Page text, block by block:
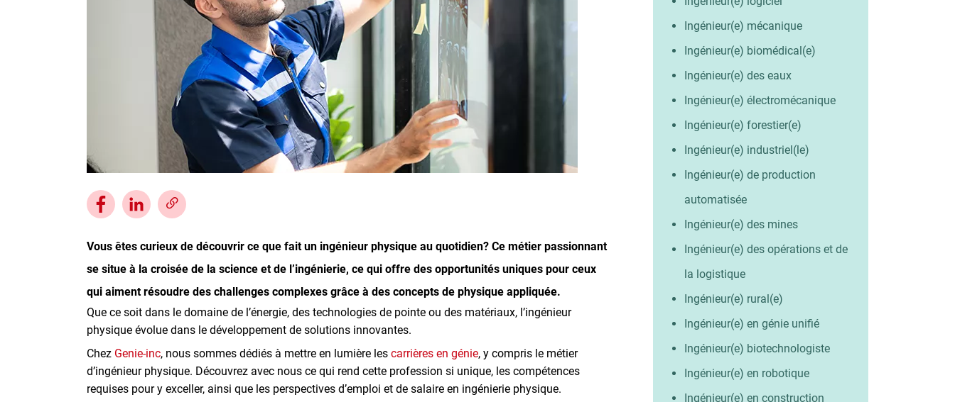
Vous êtes curieux de découvrir ce que fait un ingénieur physique au quotidien? Ce métier passionnant
se situe à la croisée de la science et de l’ingénierie, ce qui offre des opportunités uniques pour ceux
qui aiment résoudre des challenges complexes grâce à des concepts de physique appliquée.
Que ce soit dans le domaine de l’énergie, des technologies de pointe ou des matériaux, l’ingénieur
physique évolue dans le développement de solutions innovantes.
Chez Genie-inc, nous sommes dédiés à mettre en lumière les carrières en génie, y compris le métier
d’ingénieur physique. Découvrez avec nous ce qui rend cette profession si unique, les compétences
requises pour y exceller, ainsi que les perspectives d’emploi et de salaire en ingénierie physique.
Ingénieur(e) mécanique
Ingénieur(e) biomédical(e)
Ingénieur(e) des eaux
Ingénieur(e) électromécanique
Ingénieur(e) forestier(e)
Ingénieur(e) industriel(le)
Ingénieur(e) de production
automatisée
Ingénieur(e) des mines
Ingénieur(e) des opérations et de
la logistique
Ingénieur(e) rural(e)
Ingénieur(e) en génie unifié
Ingénieur(e) biotechnologiste
Ingénieur(e) en robotique
Ingénieur(e) en construction